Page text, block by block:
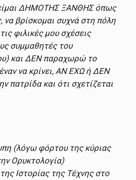
ΔΗΜΟΤΗΣ ΞΑΝΘΗΣ όπως
να βρίσκομαι συχνά στη πόλη
φιλικές μου σχέσεις
συμμαθητές του
και ΔΕΝ παραχωρώ το
να κρίνει, ΑΝ ΕΧΩ ή ΔΕΝ
πατρίδα και ότι σχετίζεται
(λόγω φόρτου της κύριας
Ορυκτολογία)
Ιστορίας της Τέχνης στο